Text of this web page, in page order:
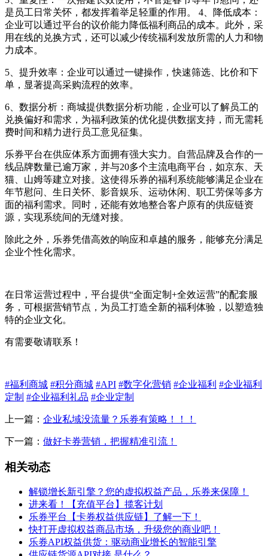
是员工日常关怀，都发挥着举足轻重的作用。 4、降低成本：
企业可以通过平台的议价能力降低福利商品的成本。此外，采
用在线的兑换方式，还可以减少传统福利发放所需的人力和物
力成本。
5、提升效率：企业可以通过一键操作，快速筛选、比价和下
单，显著提高采购流程的效率。
6、数据分析：商城提供数据分析功能，企业可以了解员工的
兑换偏好和需求，为福利政策的优化提供数据支持，而无需耗
费时间和精力进行员工意见征集。
乐券平台在供应体系方面拥有强大实力。自营品牌及合作的一
线品牌数量已逾万家，并与20多个主流电商平台，如京东、天
猫、山姆等建立对接。这使得乐券的福利系统能够满足企业在
年节慰问、生日关怀、影音娱乐、运动休闲、职工劳保等多方
面的福利需求。同时，还能有效地整合客户原有的供应链资
源，实现系统间的无缝对接。
除此之外，乐券凭借高效的响应和卓越的服务，能够充分满足
企业个性化需求。
在日常运营过程中，平台提供“全面定制+全效运营”的配套服
务，可根据营销节点，为员工打造全新的福利体验，以塑造独
特的企业文化。
有需要敬请联系！
#福利商城 #积分商城 #API #数字化营销 #企业福利 #企业福利
定制 #企业福利礼品 #企业定制
上一篇： 企业私域没流量？乐券有策略！！！
下一篇： 做好卡券营销，把握精准引流！
相关动态
解锁增长新引擎？您的虚拟权益产品，乐券来保障！
进来看！【充值平台】揽客计划
乐券平台【卡券权益供应链】了解一下！
快打开虚拟权益商品市场，升级您的商业吧！
乐券API权益供货：驱动商业增长的智能引擎